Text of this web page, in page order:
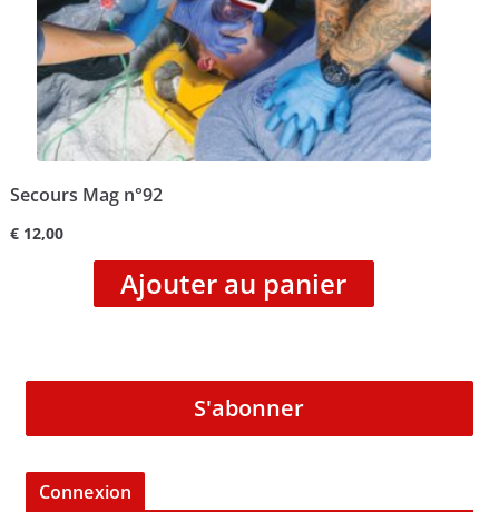
Secours Mag n°92
€12,00
Ajouter au panier
S'abonner
Connexion